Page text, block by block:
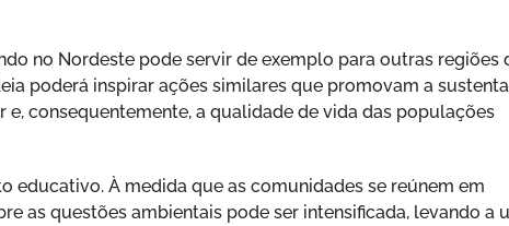
no Nordeste pode servir de exemplo para outras regiões
poderá inspirar ações similares que promovam a
consequentemente, a qualidade de vida das populações
educativo. À medida que as comunidades se reúnem em
as questões ambientais pode ser intensificada, levando a